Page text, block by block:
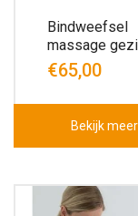
Bindweefsel
massage
€65,00
Bekijk meer